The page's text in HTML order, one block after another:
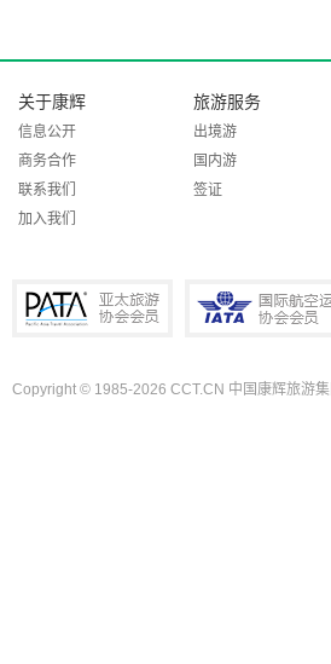
关于康辉
信息公开
商务合作
联系我们
加入我们
旅游服务
出境游
国内游
签证
Copyright © 1985-2026 CCT.CN 中国康辉旅游